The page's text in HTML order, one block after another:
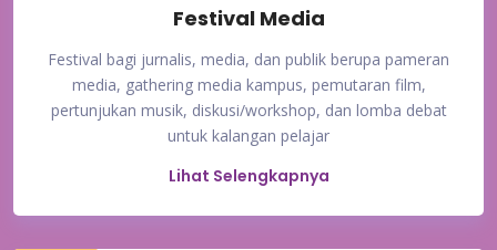
Festival Media
Festival bagi jurnalis, media, dan publik berupa pameran
media, gathering media kampus, pemutaran film,
pertunjukan musik, diskusi/workshop, dan lomba debat
untuk kalangan pelajar
Lihat Selengkapnya